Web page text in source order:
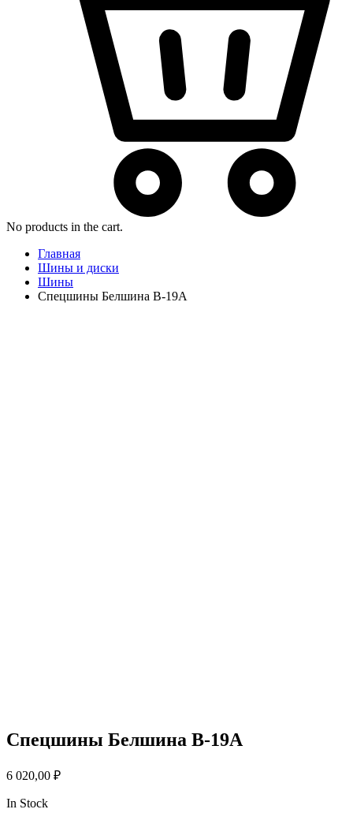
No products in the cart.
Главная
Шины и диски
Шины
Спецшины Белшина В-19А
Спецшины Белшина В-19А
6 020,00 ₽
In Stock